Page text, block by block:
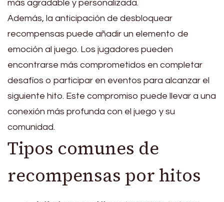
más agradable y personalizada.
Además, la anticipación de desbloquear
recompensas puede añadir un elemento de
emoción al juego. Los jugadores pueden
encontrarse más comprometidos en completar
desafíos o participar en eventos para alcanzar el
siguiente hito. Este compromiso puede llevar a una
conexión más profunda con el juego y su
comunidad.
Tipos comunes de
recompensas por hitos